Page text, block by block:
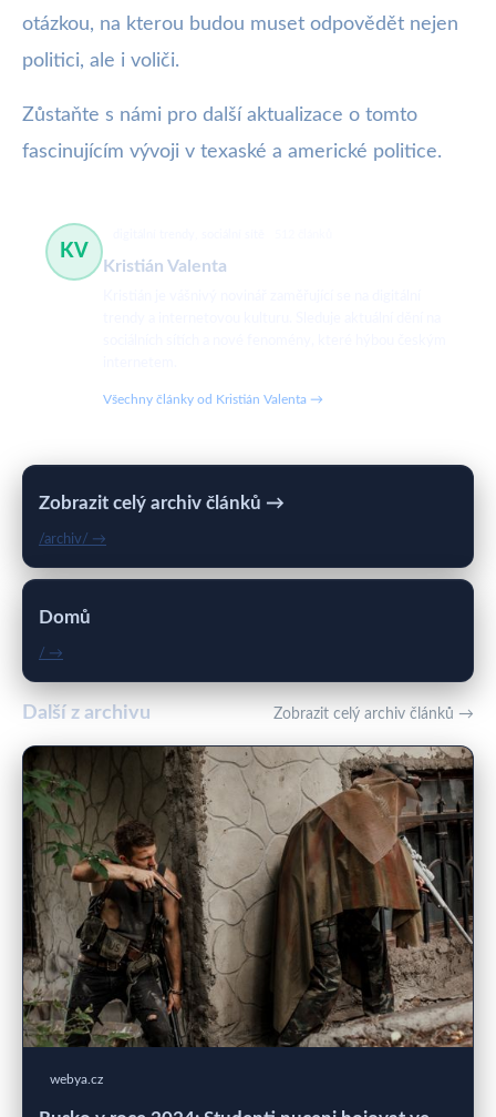
otázkou, na kterou budou muset odpovědět nejen
politici, ale i voliči.
Zůstaňte s námi pro další aktualizace o tomto
fascinujícím vývoji v texaské a americké politice.
KV
Kristián Valenta
Všechny články od Kristián Valenta →
Zobrazit celý archiv článků →
/archiv/ →
Domů
/ →
Další z archivu Zobrazit celý archiv článků →
webya.cz